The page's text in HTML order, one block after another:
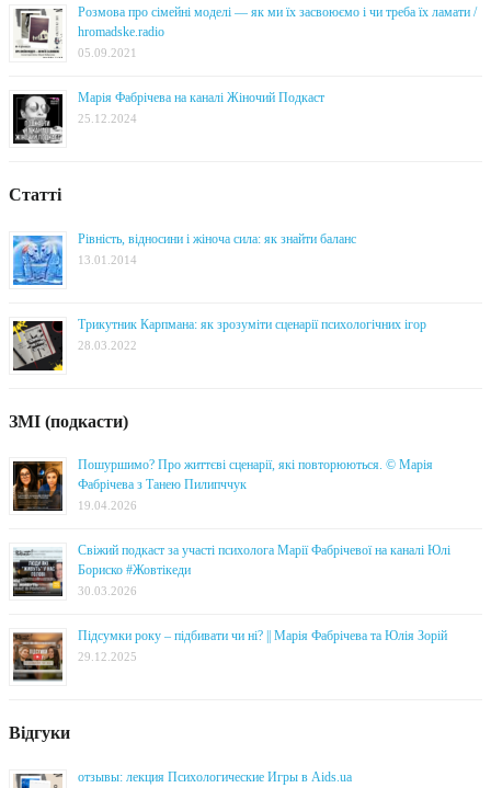
Розмова про сімейні моделі — як ми їх засвоюємо і чи треба їх ламати /
hromadske.radio
05.09.2021
Марія Фабрічева на каналі Жіночий Подкаст
25.12.2024
Статті
Рівність, відносини і жіноча сила: як знайти баланс
13.01.2014
Трикутник Карпмана: як зрозуміти сценарії психологічних ігор
28.03.2022
ЗМІ (подкасти)
Пошуршимо? Про життєві сценарії, які повторюються. © Марія
Фабрічева з Танею Пилипччук
19.04.2026
Свіжий подкаст за участі психолога Марії Фабрічевої на каналі Юлі
Бориско #Жовтікеди
30.03.2026
Підсумки року – підбивати чи ні? || Марія Фабрічева та Юлія Зорій
29.12.2025
Відгуки
отзывы: лекция Психологические Игры в Aids.ua